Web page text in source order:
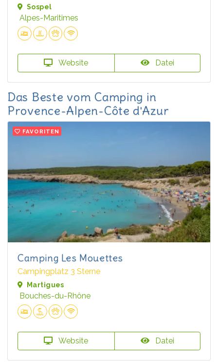
Sospel
Alpes-Maritimes
Website Datei
Das Beste vom Camping in
Provence-Alpen-Côte d'Azur
FAVORITEN
Camping Les Mouettes
Campingplatz 3 Sterne
Martigues
Bouches-du-Rhône
Website Datei